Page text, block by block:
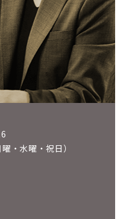
・水曜・祝日）